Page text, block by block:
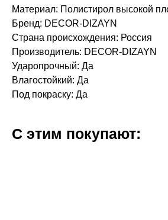
Материал: Полистирол высокой
Бренд: DECOR-DIZAYN
Страна происхождения: Россия
Производитель: DECOR-DIZAYN
Ударопрочный: Да
Влагостойкий: Да
Под покраску: Да
С этим покупают: